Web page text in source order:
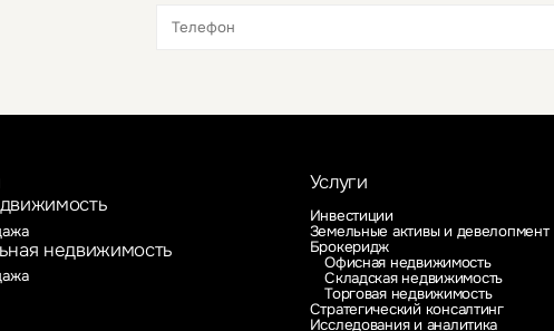
недвижимость
Услуги
Инвестиции
Земельные активы и девелопмент
Брокеридж
Офисная недвижимость
Складская недвижимость
Торговая недвижимость
Стратегический консалтинг
Исследования и аналитика